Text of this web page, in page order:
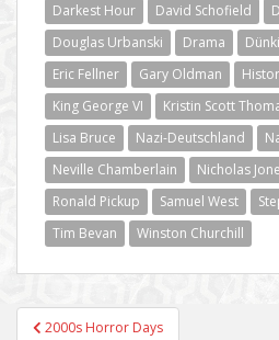
Darkest Hour
David Schofield
Douglas Urbanski
Drama
Eric Fellner
Gary Oldman
King George VI
Kristin Scott
Lisa Bruce
Nazi-Deutschland
Neville Chamberlain
Nicholas
Ronald Pickup
Samuel West
Tim Bevan
Winston Churchill
Beitragsnavigation
2000s Horror Days